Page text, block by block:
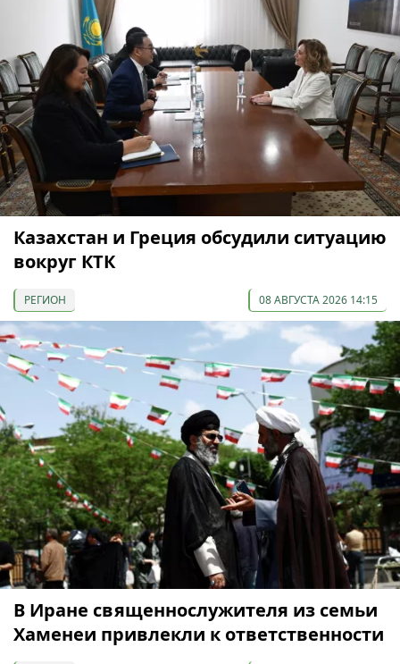
Казахстан и Греция обсудили ситуацию
вокруг КТК
РЕГИОН 08 АВГУСТА 2026 14:15
В Иране священнослужителя из семьи
Хаменеи привлекли к ответственности